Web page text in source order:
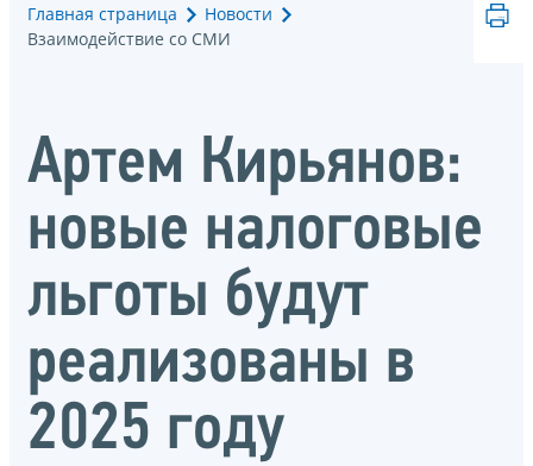
Главная страница
Новости
Взаимодействие со СМИ
Артем Кирьянов:
новые налоговые
льготы будут
реализованы в
2025 году